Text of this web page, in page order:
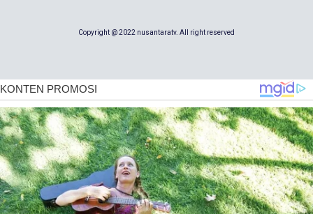
Copyright @ 2022 nusantaratv. All right reserved